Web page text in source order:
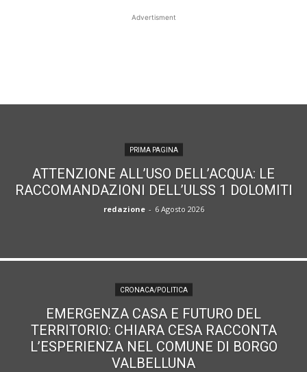
Advertisment
PRIMA PAGINA
ATTENZIONE ALL’USO DELL’ACQUA: LE
RACCOMANDAZIONI DELL’ULSS 1 DOLOMITI
redazione - 6 Agosto 2026
CRONACA/POLITICA
EMERGENZA CASA E FUTURO DEL
TERRITORIO: CHIARA CESA RACCONTA
L’ESPERIENZA NEL COMUNE DI BORGO
VALBELLUNA